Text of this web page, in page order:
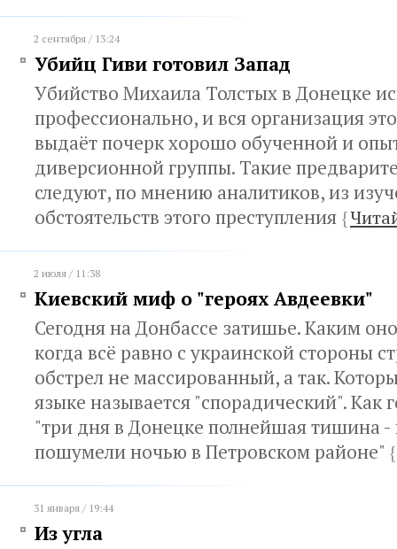
2 сентября / 13:24
Убийц Гиви готовил Запад
Убийство Михаила Толстых в Донецке
профессионально, и вся организация
выдаёт почерк хорошо обученной и
диверсионной группы. Такие
следуют, по мнению аналитиков, из
обстоятельств этого преступления {
2 июля / 11:38
Киевский миф о "героях Авдеевки"
Сегодня на Донбассе затишье. Каким
когда всё равно с украинской стороны
обстрел не массированный, а так.
языке называется "спорадический". Как
"три дня в Донецке полнейшая тишина -
пошумели ночью в Петровском районе" {
31 января / 19:44
Из угла